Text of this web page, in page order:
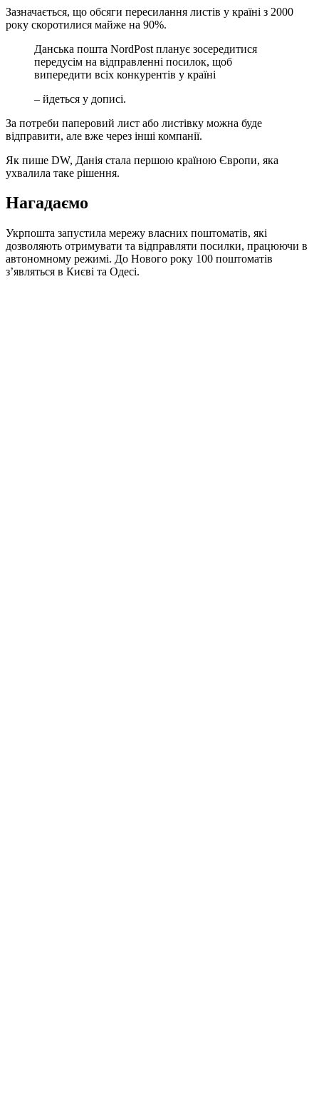
Зазначається, що обсяги пересилання листів у країні з 2000
року скоротилися майже на 90%.
Данська пошта NordPost планує зосередитися
передусім на відправленні посилок, щоб
випередити всіх конкурентів у країні
– йдеться у дописі.
За потреби паперовий лист або листівку можна буде
відправити, але вже через інші компанії.
Як пише DW, Данія стала першою країною Європи, яка
ухвалила таке рішення.
Нагадаємо
Укрпошта запустила мережу власних поштоматів, які
дозволяють отримувати та відправляти посилки, працюючи в
автономному режимі. До Нового року 100 поштоматів
з’являться в Києві та Одесі.